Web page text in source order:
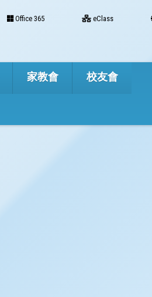
Office 365 eClass
家教會 校友會